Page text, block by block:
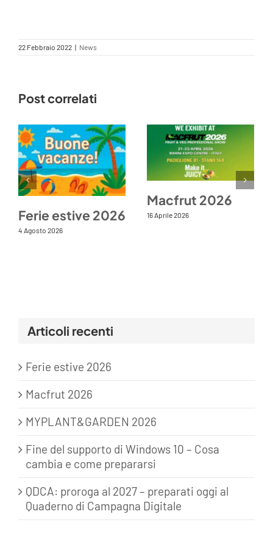
22 Febbraio 2022 | News
Post correlati
Ferie estive 2026
4 Agosto 2026
Macfrut 2026
16 Aprile 2026
Articoli recenti
Ferie estive 2026
Macfrut 2026
MYPLANT&GARDEN 2026
Fine del supporto di Windows 10 – Cosa
cambia e come prepararsi
QDCA: proroga al 2027 – preparati oggi al
Quaderno di Campagna Digitale